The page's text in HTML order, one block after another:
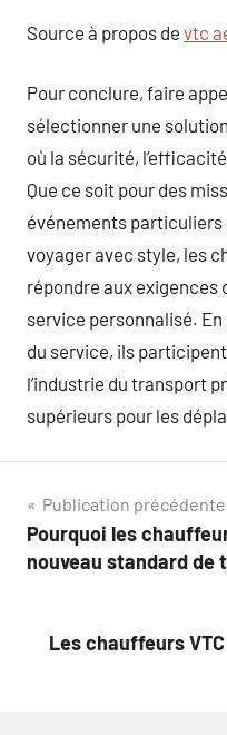
Source à propos de vtc
Pour conclure, faire
sélectionner une
où la sécurité,
Que ce soit pour des
événements particuliers
voyager avec style, les
répondre aux exigences
service personnalisé.
du service, ils
l’industrie du transport
supérieurs pour les
Navigation
de
Publication précédente
Pourquoi les
nouveau standard de
Les chauffeurs